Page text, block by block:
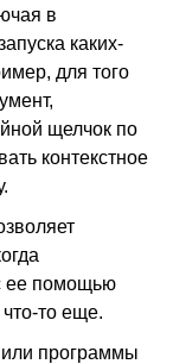
в
каких-
для того
щелчок по
контекстное
ее помощью
то еще.
или программы